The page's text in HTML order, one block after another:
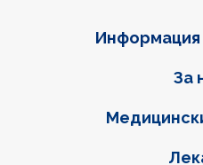
Фуутер За
Информация